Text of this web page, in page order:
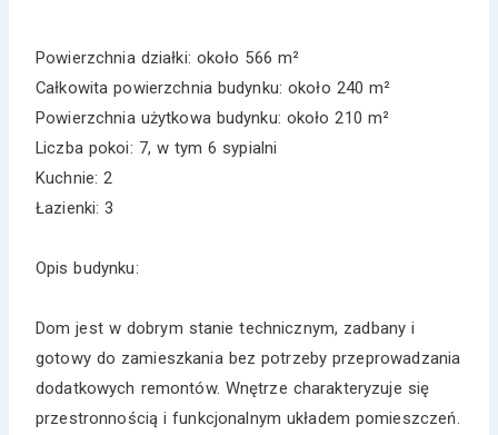
Powierzchnia działki: około 566 m²
Całkowita powierzchnia budynku: około 240 m²
Powierzchnia użytkowa budynku: około 210 m²
Liczba pokoi: 7, w tym 6 sypialni
Kuchnie: 2
Łazienki: 3
Opis budynku:
Dom jest w dobrym stanie technicznym, zadbany i
gotowy do zamieszkania bez potrzeby przeprowadzania
dodatkowych remontów. Wnętrze charakteryzuje się
przestronnością i funkcjonalnym układem pomieszczeń.